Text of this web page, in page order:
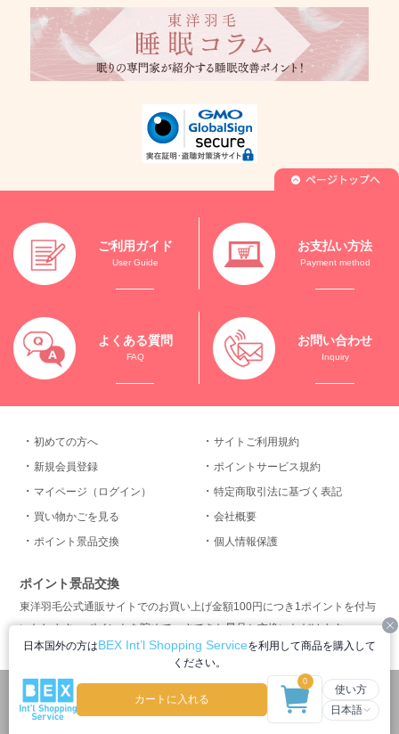
770 円 (税込)
ご利用ガイド
User Guide
お支払い方法
Payment method
よくある質問
FAQ
お問い合わせ
Inquiry
初めての方へ
新規会員登録
マイページ（ログイン）
買い物かごを見る
ポイント景品交換
サイトご利用規約
ポイントサービス規約
特定商取引法に基づく表記
会社概要
個人情報保護
ポイント景品交換
東洋羽毛公式通販サイトでのお買い上げ金額100円につき1ポイントを付与
いたします。 ポイントを貯めて、すてきな景品と交換いただけます。
ポイント景品交換を詳しく見る
Copyright ® 2015 Toyo Feather Industry co.,ltd.
日本国外の方はBEX Int’l Shopping Serviceを利用して商品を購入して
ください。
カートに入れる
0
使い方
日本語